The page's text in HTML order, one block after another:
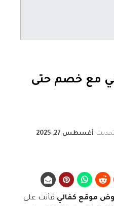
مع خصم حتى
أغسطس 27, 2025
موقع كفالي فأنت على